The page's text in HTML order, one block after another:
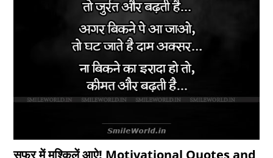
सफर में मुश्किलें आऐ! Motivational Quotes and